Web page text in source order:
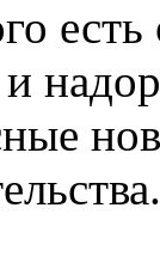
есть